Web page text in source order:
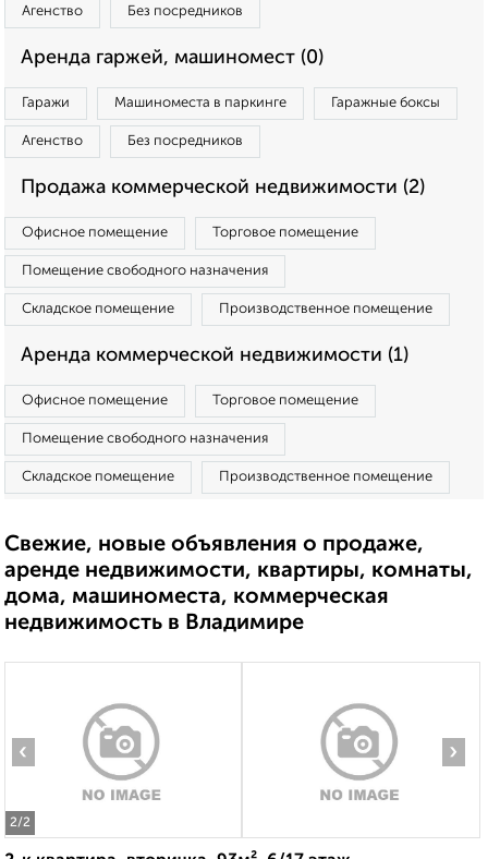
Агенство Без посредников
Аренда гаржей, машиномест (0)
Гаражи Машиноместа в паркинге Гаражные боксы
Агенство Без посредников
Продажа коммерческой недвижимости (2)
Офисное помещение Торговое помещение
Помещение свободного назначения
Складское помещение Производственное помещение
Аренда коммерческой недвижимости (1)
Офисное помещение Торговое помещение
Помещение свободного назначения
Складское помещение Производственное помещение
Свежие, новые объявления о продаже,
аренде недвижимости, квартиры, комнаты,
дома, машиноместа, коммерческая
недвижимость в Владимире
2/2
‹ ›